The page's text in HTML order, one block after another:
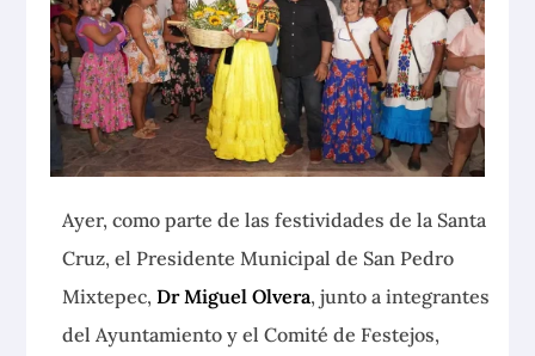
Ayer, como parte de las festividades de la Santa
Cruz, el Presidente Municipal de San Pedro
Mixtepec,Dr Miguel Olvera, junto a integrantes
del Ayuntamiento y el Comité de Festejos,